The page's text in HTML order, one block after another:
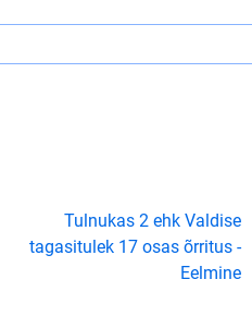
Tulnukas 2 ehk Valdise
tagasitulek 17 osas õrritus -
Eelmine